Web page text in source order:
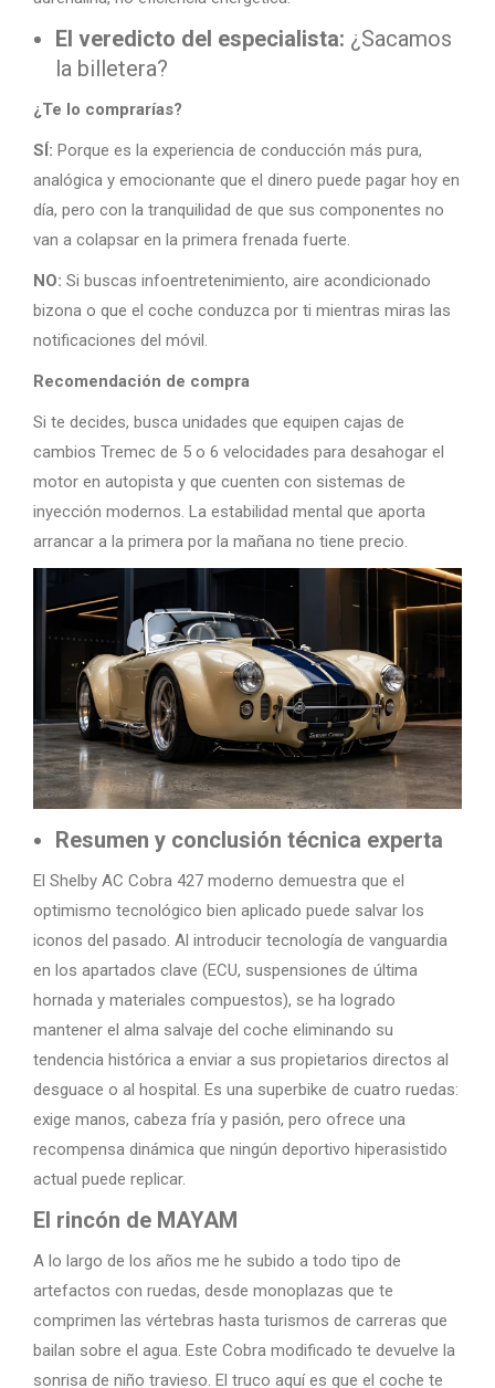
El veredicto del especialista: ¿Sacamos
la billetera?
¿Te lo comprarías?
SÍ: Porque es la experiencia de conducción más pura,
analógica y emocionante que el dinero puede pagar hoy en
día, pero con la tranquilidad de que sus componentes no
van a colapsar en la primera frenada fuerte.
NO: Si buscas infoentretenimiento, aire acondicionado
bizona o que el coche conduzca por ti mientras miras las
notificaciones del móvil.
Recomendación de compra
Si te decides, busca unidades que equipen cajas de
cambios Tremec de 5 o 6 velocidades para desahogar el
motor en autopista y que cuenten con sistemas de
inyección modernos. La estabilidad mental que aporta
arrancar a la primera por la mañana no tiene precio.
Resumen y conclusión técnica experta
El Shelby AC Cobra 427 moderno demuestra que el
optimismo tecnológico bien aplicado puede salvar los
iconos del pasado. Al introducir tecnología de vanguardia
en los apartados clave (ECU, suspensiones de última
hornada y materiales compuestos), se ha logrado
mantener el alma salvaje del coche eliminando su
tendencia histórica a enviar a sus propietarios directos al
desguace o al hospital. Es una superbike de cuatro ruedas:
exige manos, cabeza fría y pasión, pero ofrece una
recompensa dinámica que ningún deportivo hiperasistido
actual puede replicar.
El rincón de MAYAM
A lo largo de los años me he subido a todo tipo de
artefactos con ruedas, desde monoplazas que te
comprimen las vértebras hasta turismos de carreras que
bailan sobre el agua. Este Cobra modificado te devuelve la
sonrisa de niño travieso. El truco aquí es que el coche te